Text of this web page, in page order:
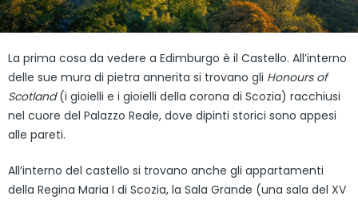
La prima cosa da vedere a Edimburgo è il Castello. All’interno
delle sue mura di pietra annerita si trovano gli Honours of
Scotland(i gioielli e i gioielli della corona di Scozia) racchiusi
nel cuore del Palazzo Reale, dove dipinti storici sono appesi
alle pareti.
All’interno del castello si trovano anche gli appartamenti
della Regina Maria I di Scozia, la Sala Grande (una sala del XV